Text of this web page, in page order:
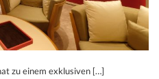
zu einem exklusiven […]